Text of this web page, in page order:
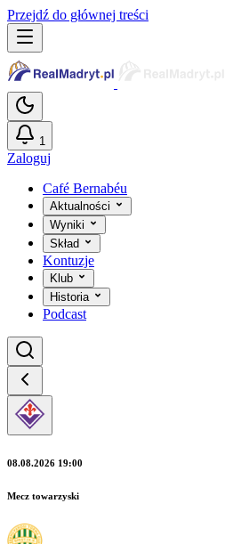
Przejdź do głównej treści
1
Zaloguj
Café Bernabéu
Aktualności
Wyniki
Skład
Kontuzje
Klub
Historia
Podcast
08.08.2026 19:00
Mecz towarzyski